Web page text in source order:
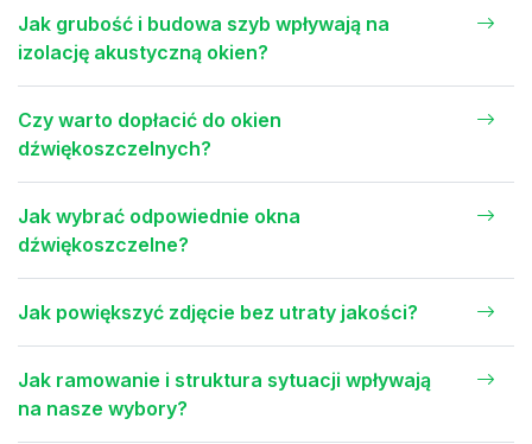
Jak grubość i budowa szyb wpływają na
izolację akustyczną okien?
Czy warto dopłacić do okien
dźwiękoszczelnych?
Jak wybrać odpowiednie okna
dźwiękoszczelne?
Jak powiększyć zdjęcie bez utraty jakości?
Jak ramowanie i struktura sytuacji wpływają
na nasze wybory?